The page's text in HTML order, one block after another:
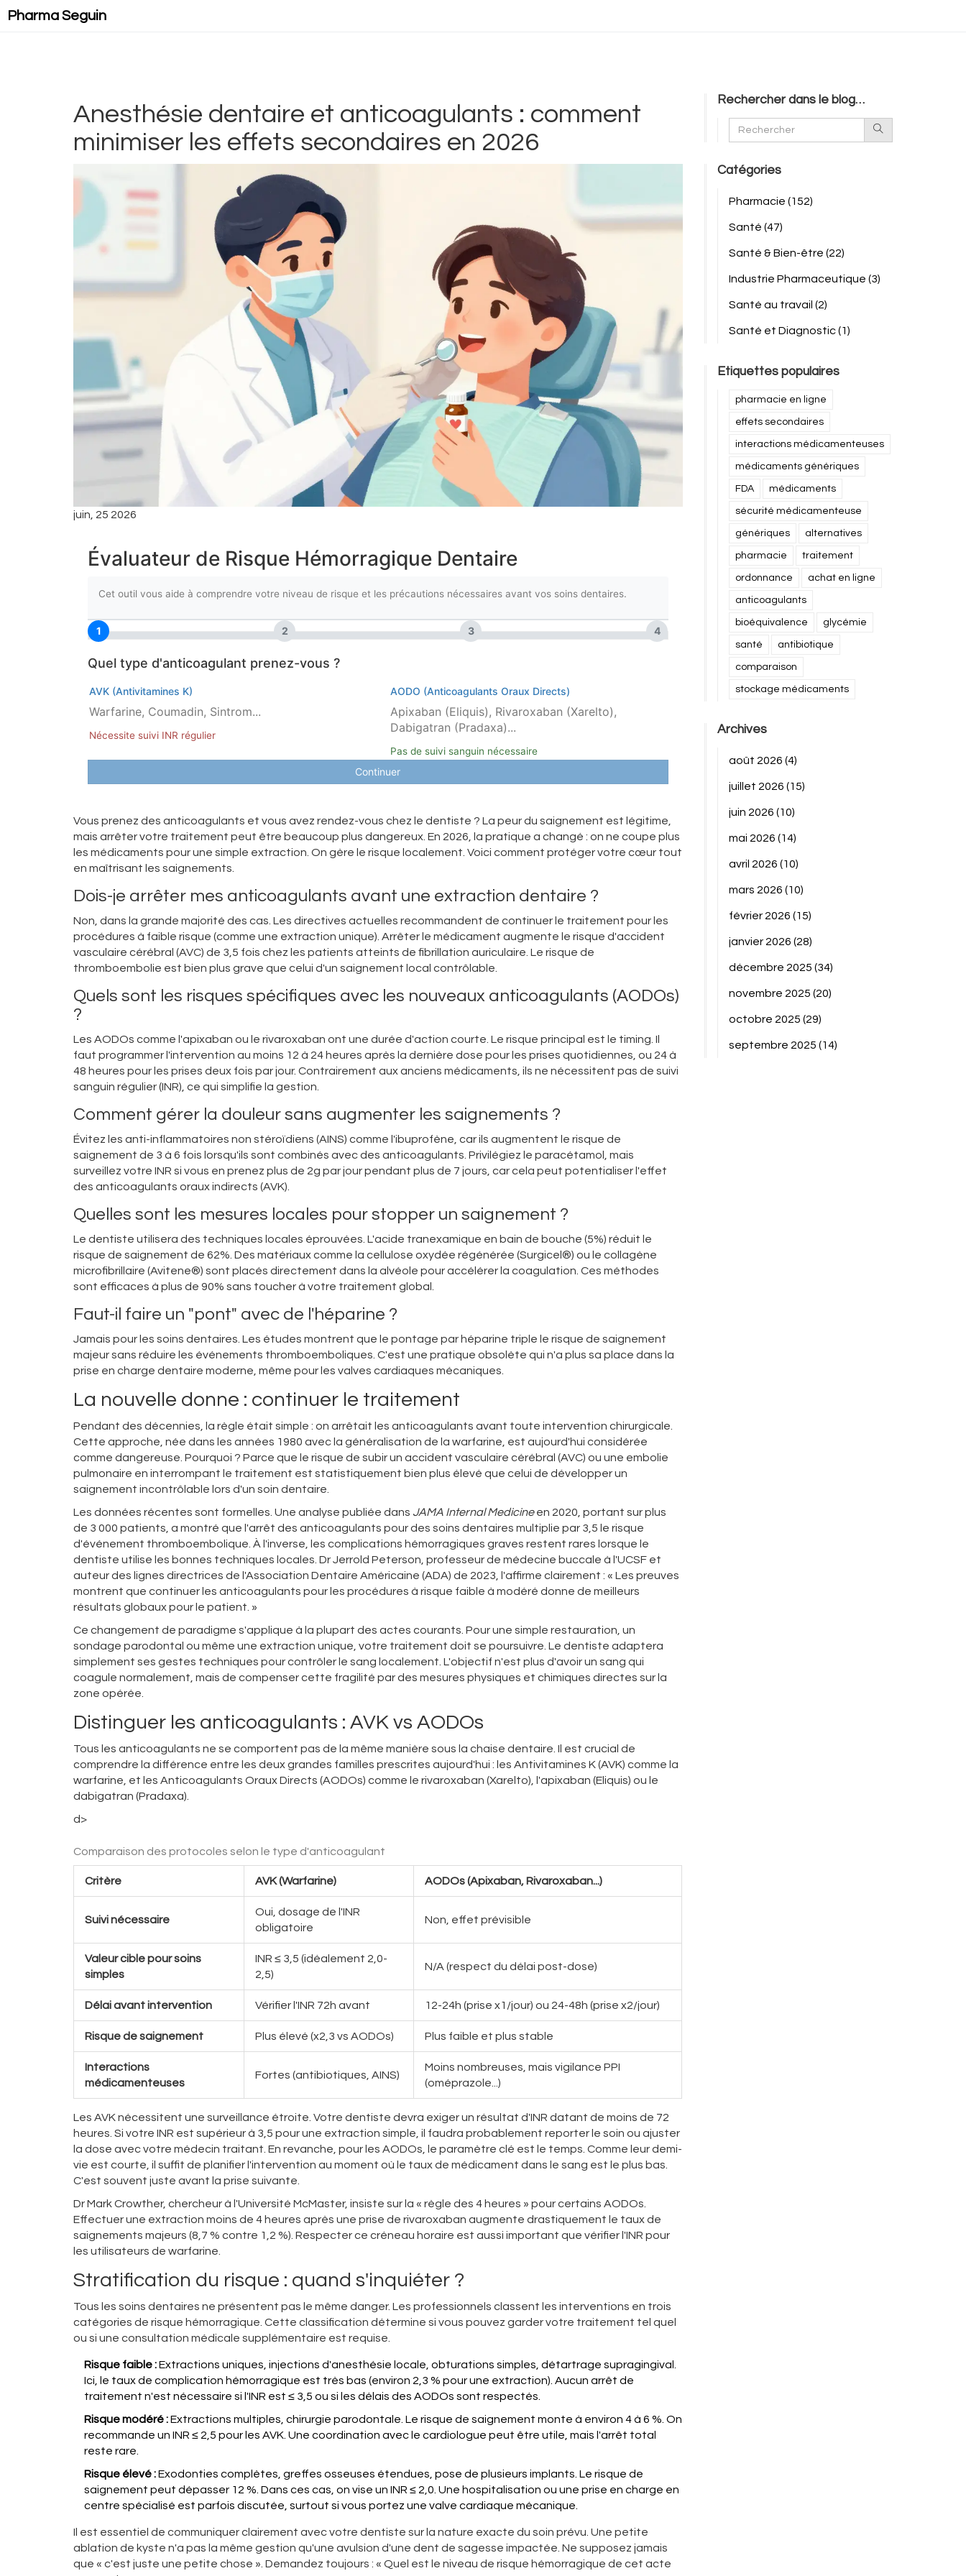
Pharma Seguin
Anesthésie dentaire et anticoagulants : comment
minimiser les effets secondaires en 2026
juin, 25 2026
Évaluateur de Risque Hémorragique Dentaire
Cet outil vous aide à comprendre votre niveau de risque et les précautions nécessaires avant vos soins dentaires.
1 2 3 4
Quel type d'anticoagulant prenez-vous ?
AVK (Antivitamines K)
Warfarine, Coumadin, Sintrom...
Nécessite suivi INR régulier
AODO (Anticoagulants Oraux Directs)
Apixaban (Eliquis), Rivaroxaban (Xarelto),
Dabigatran (Pradaxa)...
Pas de suivi sanguin nécessaire
Continuer
Vous prenez des anticoagulants et vous avez rendez-vous chez le dentiste ? La peur du saignement est légitime,
mais arrêter votre traitement peut être beaucoup plus dangereux. En 2026, la pratique a changé : on ne coupe plus
les médicaments pour une simple extraction. On gère le risque localement. Voici comment protéger votre cœur tout
en maîtrisant les saignements.
Dois-je arrêter mes anticoagulants avant une extraction dentaire ?
Non, dans la grande majorité des cas. Les directives actuelles recommandent de continuer le traitement pour les
procédures à faible risque (comme une extraction unique). Arrêter le médicament augmente le risque d'accident
vasculaire cérébral (AVC) de 3,5 fois chez les patients atteints de fibrillation auriculaire. Le risque de
thromboembolie est bien plus grave que celui d'un saignement local contrôlable.
Quels sont les risques spécifiques avec les nouveaux anticoagulants (AODOs)
?
Les AODOs comme l'apixaban ou le rivaroxaban ont une durée d'action courte. Le risque principal est le timing. Il
faut programmer l'intervention au moins 12 à 24 heures après la dernière dose pour les prises quotidiennes, ou 24 à
48 heures pour les prises deux fois par jour. Contrairement aux anciens médicaments, ils ne nécessitent pas de suivi
sanguin régulier (INR), ce qui simplifie la gestion.
Comment gérer la douleur sans augmenter les saignements ?
Évitez les anti-inflammatoires non stéroïdiens (AINS) comme l'ibuprofène, car ils augmentent le risque de
saignement de 3 à 6 fois lorsqu'ils sont combinés avec des anticoagulants. Privilégiez le paracétamol, mais
surveillez votre INR si vous en prenez plus de 2g par jour pendant plus de 7 jours, car cela peut potentialiser l'effet
des anticoagulants oraux indirects (AVK).
Quelles sont les mesures locales pour stopper un saignement ?
Le dentiste utilisera des techniques locales éprouvées. L'acide tranexamique en bain de bouche (5%) réduit le
risque de saignement de 62%. Des matériaux comme la cellulose oxydée régénérée (Surgicel®) ou le collagène
microfibrillaire (Avitene®) sont placés directement dans la alvéole pour accélérer la coagulation. Ces méthodes
sont efficaces à plus de 90% sans toucher à votre traitement global.
Faut-il faire un "pont" avec de l'héparine ?
Jamais pour les soins dentaires. Les études montrent que le pontage par héparine triple le risque de saignement
majeur sans réduire les événements thromboemboliques. C'est une pratique obsolète qui n'a plus sa place dans la
prise en charge dentaire moderne, même pour les valves cardiaques mécaniques.
La nouvelle donne : continuer le traitement
Pendant des décennies, la règle était simple : on arrêtait les anticoagulants avant toute intervention chirurgicale.
Cette approche, née dans les années 1980 avec la généralisation de la warfarine, est aujourd'hui considérée
comme dangereuse. Pourquoi ? Parce que le risque de subir un accident vasculaire cérébral (AVC) ou une embolie
pulmonaire en interrompant le traitement est statistiquement bien plus élevé que celui de développer un
saignement incontrôlable lors d'un soin dentaire.
Les données récentes sont formelles. Une analyse publiée dans JAMA Internal Medicineen 2020, portant sur plus
de 3 000 patients, a montré que l'arrêt des anticoagulants pour des soins dentaires multiplie par 3,5 le risque
d'événement thromboembolique. À l'inverse, les complications hémorragiques graves restent rares lorsque le
dentiste utilise les bonnes techniques locales. Dr Jerrold Peterson, professeur de médecine buccale à l'UCSF et
auteur des lignes directrices de l'Association Dentaire Américaine (ADA) de 2023, l'affirme clairement : « Les preuves
montrent que continuer les anticoagulants pour les procédures à risque faible à modéré donne de meilleurs
résultats globaux pour le patient. »
Ce changement de paradigme s'applique à la plupart des actes courants. Pour une simple restauration, un
sondage parodontal ou même une extraction unique, votre traitement doit se poursuivre. Le dentiste adaptera
simplement ses gestes techniques pour contrôler le sang localement. L'objectif n'est plus d'avoir un sang qui
coagule normalement, mais de compenser cette fragilité par des mesures physiques et chimiques directes sur la
zone opérée.
Distinguer les anticoagulants : AVK vs AODOs
Tous les anticoagulants ne se comportent pas de la même manière sous la chaise dentaire. Il est crucial de
comprendre la différence entre les deux grandes familles prescrites aujourd'hui : les Antivitamines K (AVK) comme la
warfarine, et les Anticoagulants Oraux Directs (AODOs) comme le rivaroxaban (Xarelto), l'apixaban (Eliquis) ou le
dabigatran (Pradaxa).
d>
Comparaison des protocoles selon le type d'anticoagulant
Critère AVK (Warfarine) AODOs (Apixaban, Rivaroxaban...)
Suivi nécessaire
Oui, dosage de l'INR
obligatoire
Non, effet prévisible
Valeur cible pour soins
simples
INR ≤ 3,5 (idéalement 2,0-
2,5)
N/A (respect du délai post-dose)
Délai avant intervention Vérifier l'INR 72h avant 12-24h (prise x1/jour) ou 24-48h (prise x2/jour)
Risque de saignement Plus élevé (x2,3 vs AODOs) Plus faible et plus stable
Interactions
médicamenteuses
Fortes (antibiotiques, AINS)
Moins nombreuses, mais vigilance PPI
(oméprazole...)
Les AVK nécessitent une surveillance étroite. Votre dentiste devra exiger un résultat d'INR datant de moins de 72
heures. Si votre INR est supérieur à 3,5 pour une extraction simple, il faudra probablement reporter le soin ou ajuster
la dose avec votre médecin traitant. En revanche, pour les AODOs, le paramètre clé est le temps. Comme leur demi-
vie est courte, il suffit de planifier l'intervention au moment où le taux de médicament dans le sang est le plus bas.
C'est souvent juste avant la prise suivante.
Dr Mark Crowther, chercheur à l'Université McMaster, insiste sur la « règle des 4 heures » pour certains AODOs.
Effectuer une extraction moins de 4 heures après une prise de rivaroxaban augmente drastiquement le taux de
saignements majeurs (8,7 % contre 1,2 %). Respecter ce créneau horaire est aussi important que vérifier l'INR pour
les utilisateurs de warfarine.
Stratification du risque : quand s'inquiéter ?
Tous les soins dentaires ne présentent pas le même danger. Les professionnels classent les interventions en trois
catégories de risque hémorragique. Cette classification détermine si vous pouvez garder votre traitement tel quel
ou si une consultation médicale supplémentaire est requise.
Risque faible :Extractions uniques, injections d'anesthésie locale, obturations simples, détartrage supragingival.
Ici, le taux de complication hémorragique est très bas (environ 2,3 % pour une extraction). Aucun arrêt de
traitement n'est nécessaire si l'INR est ≤ 3,5 ou si les délais des AODOs sont respectés.
Risque modéré :Extractions multiples, chirurgie parodontale. Le risque de saignement monte à environ 4 à 6 %. On
recommande un INR ≤ 2,5 pour les AVK. Une coordination avec le cardiologue peut être utile, mais l'arrêt total
reste rare.
Risque élevé :Exodonties complètes, greffes osseuses étendues, pose de plusieurs implants. Le risque de
saignement peut dépasser 12 %. Dans ces cas, on vise un INR ≤ 2,0. Une hospitalisation ou une prise en charge en
centre spécialisé est parfois discutée, surtout si vous portez une valve cardiaque mécanique.
Il est essentiel de communiquer clairement avec votre dentiste sur la nature exacte du soin prévu. Une petite
ablation de kyste n'a pas la même gestion qu'une avulsion d'une dent de sagesse impactée. Ne supposez jamais
que « c'est juste une petite chose ». Demandez toujours : « Quel est le niveau de risque hémorragique de cet acte
Rechercher dans le blog…
Catégories
Pharmacie (152)
Santé (47)
Santé & Bien-être (22)
Industrie Pharmaceutique (3)
Santé au travail (2)
Santé et Diagnostic(1)
Etiquettes populaires
pharmacie en ligne
effets secondaires
interactions médicamenteuses
médicaments génériques
FDA médicaments
sécurité médicamenteuse
génériques alternatives
pharmacie traitement
ordonnance achat en ligne
anticoagulants
bioéquivalence glycémie
santé antibiotique
comparaison
stockage médicaments
Archives
août 2026 (4)
juillet 2026 (15)
juin 2026 (10)
mai 2026 (14)
avril 2026 (10)
mars 2026 (10)
février 2026 (15)
janvier 2026 (28)
décembre 2025 (34)
novembre 2025 (20)
octobre 2025 (29)
septembre 2025 (14)